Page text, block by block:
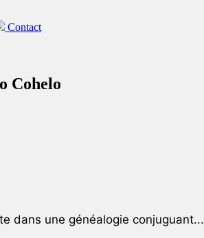
Contact
Cohelo
dans une généalogie conjuguant...